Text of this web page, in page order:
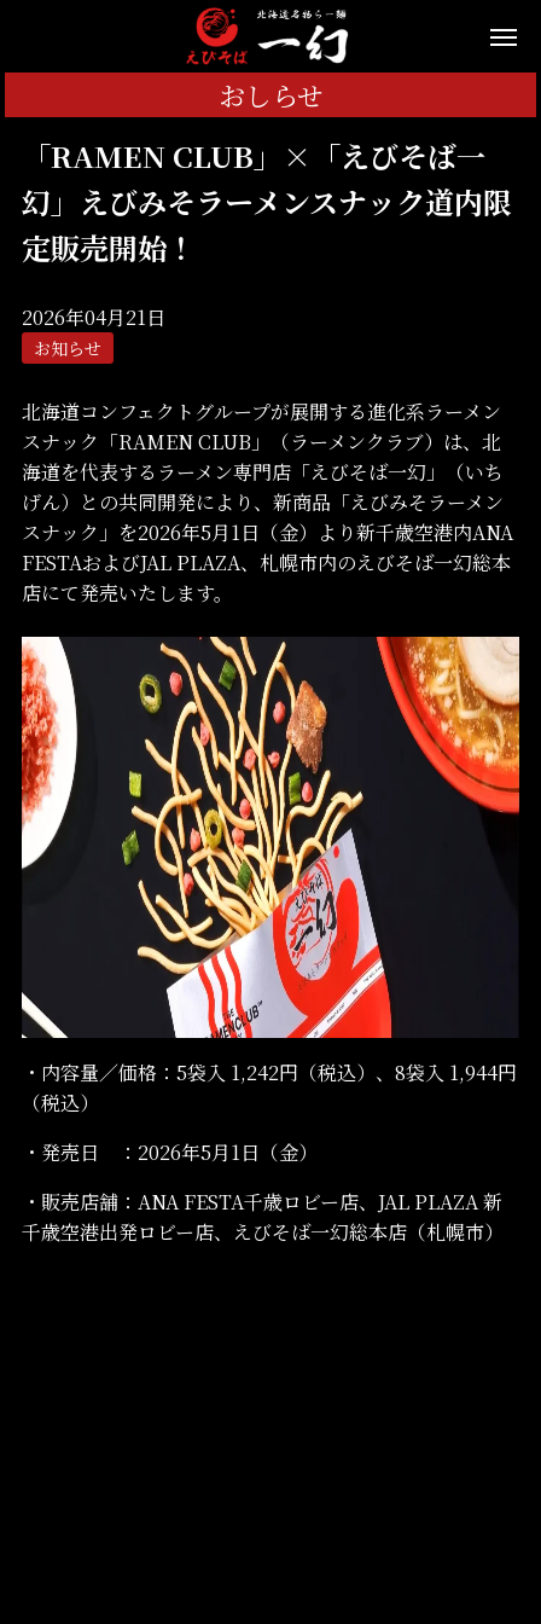
おしらせ
「RAMEN CLUB」×「えびそば一
幻」えびみそラーメンスナック道内限
定販売開始！
2026年04月21日
お知らせ
北海道コンフェクトグループが展開する進化系ラーメン
スナック「RAMEN CLUB」（ラーメンクラブ）は、北
海道を代表するラーメン専門店「えびそば一幻」（いち
げん）との共同開発により、新商品「えびみそラーメン
スナック」を2026年5月1日（金）より新千歳空港内ANA
FESTAおよびJAL PLAZA、札幌市内のえびそば一幻総本
店にて発売いたします。
・内容量／価格：5袋⼊ 1,242円（税込）、8袋⼊ 1,944円
（税込）
・発売日 ：2026年5月1日（金）
・販売店舗：ANA FESTA千歳ロビー店、JAL PLAZA 新
千歳空港出発ロビー店、えびそば一幻総本店（札幌市）